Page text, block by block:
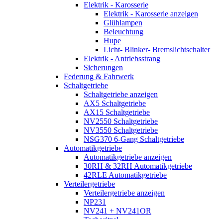
Elektrik - Karosserie
Elektrik - Karosserie anzeigen
Glühlampen
Beleuchtung
Hupe
Licht- Blinker- Bremslichtschalter
Elektrik - Antriebsstrang
Sicherungen
Federung & Fahrwerk
Schaltgetriebe
Schaltgetriebe anzeigen
AX5 Schaltgetriebe
AX15 Schaltgetriebe
NV2550 Schaltgetriebe
NV3550 Schaltgetriebe
NSG370 6-Gang Schaltgetriebe
Automatikgetriebe
Automatikgetriebe anzeigen
30RH & 32RH Automatikgetriebe
42RLE Automatikgetriebe
Verteilergetriebe
Verteilergetriebe anzeigen
NP231
NV241 + NV241OR